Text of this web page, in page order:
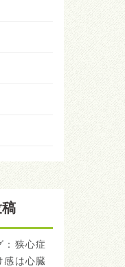
：狭心症
感は心臓